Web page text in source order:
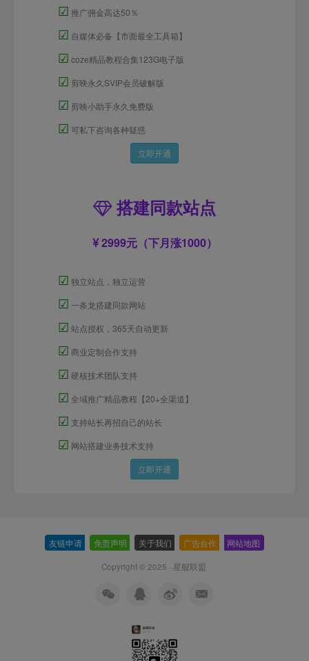
☑ 推广佣金高达50％
☑ 自媒体必备【市面最全工具箱】
☑ coze精品教程合集123G电子版
☑ 剪映永久SVIP会员破解版
☑ 剪映小助手永久免费版
☑ 可私下咨询各种疑惑
立即开通
搭建同款站点
2999元（下月涨1000）
☑ 独立站点，独立运营
☑ 一条龙搭建同款网站
☑ 站点授权，365天自动更新
☑ 商业定制合作支持
☑ 硬核技术团队支持
☑ 全域推广精品教程【20+全渠道】
☑ 支持站长再招自己的站长
☑ 网站搭建业务技术支持
立即开通
友链申请 免责声明 关于我们 广告合作 网站地图
Copyright © 2025 · 星舰联盟